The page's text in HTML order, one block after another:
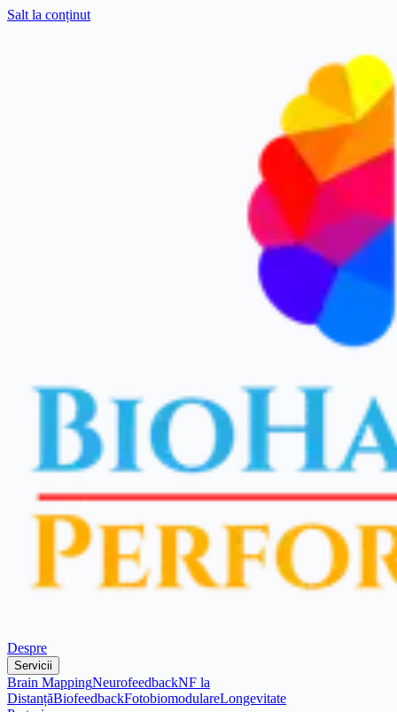
Salt la conținut
Despre
Servicii
Brain MappingNeurofeedbackNF la
DistanțăBiofeedbackFotobiomodulareLongevitate